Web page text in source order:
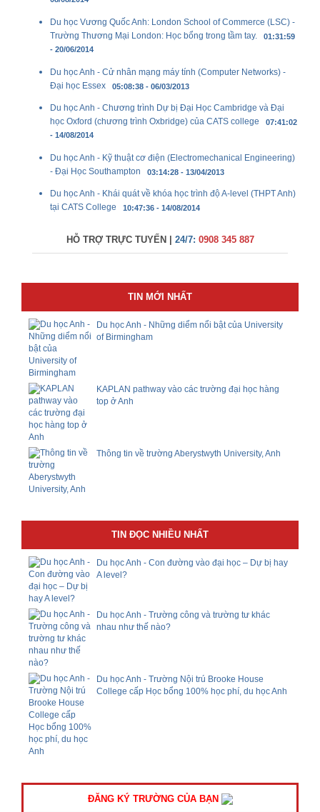
Du học Vương Quốc Anh: London School of Commerce (LSC) -
Trường Thương Mại London: Học bổng trong tầm tay. 01:31:59
- 20/06/2014
Du học Anh - Cử nhân mạng máy tính (Computer Networks) -
Đại học Essex 05:08:38 - 06/03/2013
Du học Anh - Chương trình Dự bị Đại Học Cambridge và Đại
học Oxford (chương trình Oxbridge) của CATS college 07:41:02
- 14/08/2014
Du học Anh - Kỹ thuật cơ điện (Electromechanical Engineering)
- Đại Học Southampton 03:14:28 - 13/04/2013
Du học Anh - Khái quát về khóa học trình độ A-level (THPT Anh)
tại CATS College 10:47:36 - 14/08/2014
HỖ TRỢ TRỰC TUYẾN | 24/7: 0908 345 887
TIN MỚI NHẤT
Du học Anh - Những diểm nổi bật của University
of Birmingham
KAPLAN pathway vào các trường đại học hàng
top ở Anh
Thông tin về trường Aberystwyth University, Anh
TIN ĐỌC NHIỀU NHẤT
Du học Anh - Con đường vào đại học – Dự bị hay
A level?
Du học Anh - Trường công và trường tư khác
nhau như thế nào?
Du học Anh - Trường Nội trú Brooke House
College cấp Học bổng 100% học phí, du học Anh
ĐĂNG KÝ TRƯỜNG CỦA BẠN